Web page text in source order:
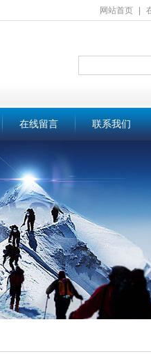
网站首页
在线留言 联系我们